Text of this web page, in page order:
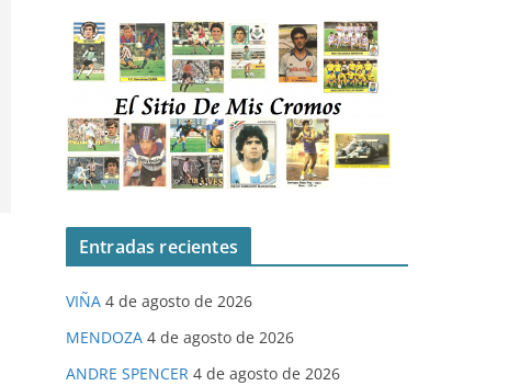
Entradas recientes
VIÑA 4 de agosto de 2026
MENDOZA 4 de agosto de 2026
ANDRE SPENCER 4 de agosto de 2026